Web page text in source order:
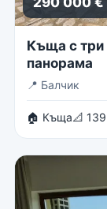
Къща с три
панорама
📍 Балчик
🏠 Къща📐